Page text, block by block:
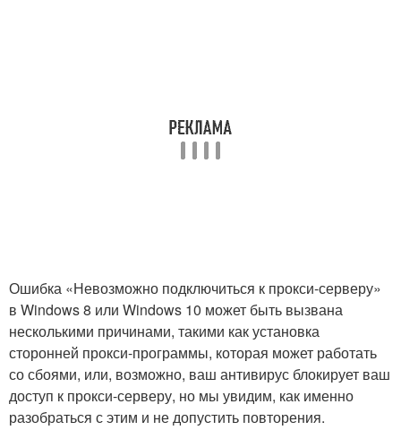
Ошибка «Невозможно подключиться к прокси-серверу»
в Windows 8 или Windows 10 может быть вызвана
несколькими причинами, такими как установка
сторонней прокси-программы, которая может работать
со сбоями, или, возможно, ваш антивирус блокирует ваш
доступ к прокси-серверу, но мы увидим, как именно
разобраться с этим и не допустить повторения.